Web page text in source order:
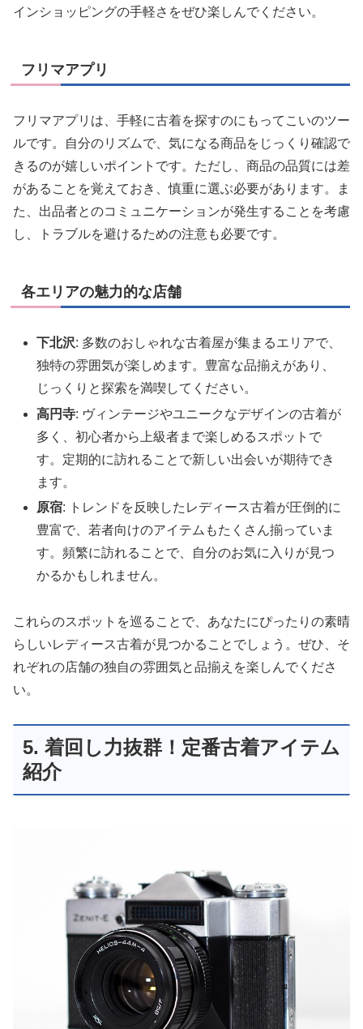
インショッピングの手軽さをぜひ楽しんでください。
フリマアプリ
フリマアプリは、手軽に古着を探すのにもってこいのツー
ルです。自分のリズムで、気になる商品をじっくり確認で
きるのが嬉しいポイントです。ただし、商品の品質には差
があることを覚えておき、慎重に選ぶ必要があります。ま
た、出品者とのコミュニケーションが発生することを考慮
し、トラブルを避けるための注意も必要です。
各エリアの魅力的な店舗
下北沢: 多数のおしゃれな古着屋が集まるエリアで、
独特の雰囲気が楽しめます。豊富な品揃えがあり、
じっくりと探索を満喫してください。
高円寺: ヴィンテージやユニークなデザインの古着が
多く、初心者から上級者まで楽しめるスポットで
す。定期的に訪れることで新しい出会いが期待でき
ます。
原宿: トレンドを反映したレディース古着が圧倒的に
豊富で、若者向けのアイテムもたくさん揃っていま
す。頻繁に訪れることで、自分のお気に入りが見つ
かるかもしれません。
これらのスポットを巡ることで、あなたにぴったりの素晴
らしいレディース古着が見つかることでしょう。ぜひ、そ
れぞれの店舗の独自の雰囲気と品揃えを楽しんでくださ
い。
5. 着回し力抜群！定番古着アイテム
紹介